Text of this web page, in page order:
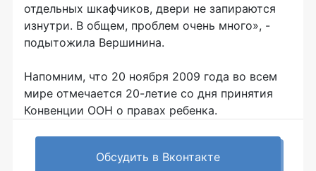
отдельных шкафчиков, двери не запираются
изнутри. В общем, проблем очень много», -
подытожила Вершинина.
Напомним, что 20 ноября 2009 года во всем
мире отмечается 20-летие со дня принятия
Конвенции ООН о правах ребенка.
Обсудить в Вконтакте